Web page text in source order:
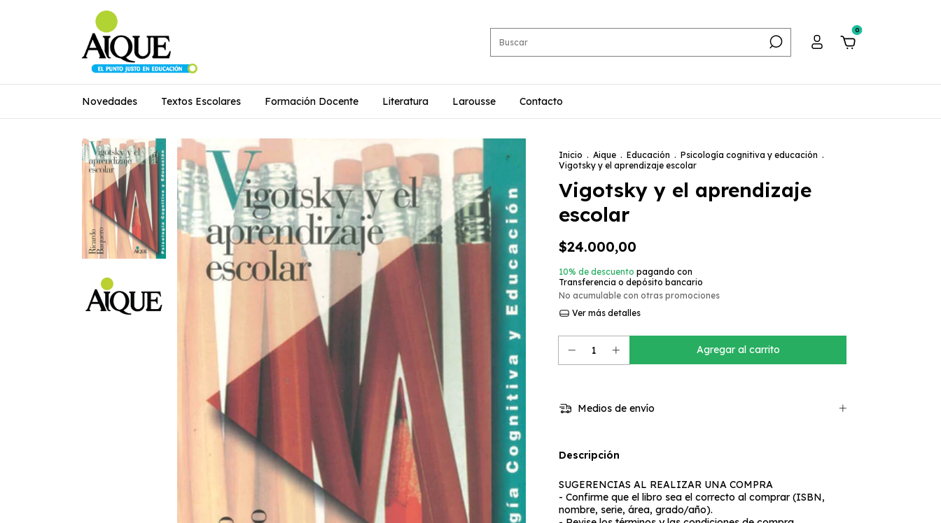
0
Novedades Textos Escolares Formación Docente Literatura Larousse Contacto
Inicio . Aique . Educación . Psicología cognitiva y educación .
Vigotsky y el aprendizaje escolar
Vigotsky y el aprendizaje
escolar
$24.000,00
10% de descuento pagando con
Transferencia o depósito bancario
No acumulable con otras promociones
Ver más detalles
Medios de envío
Descripción
SUGERENCIAS AL REALIZAR UNA COMPRA
- Confirme que el libro sea el correcto al comprar (ISBN,
nombre, serie, área, grado/año).